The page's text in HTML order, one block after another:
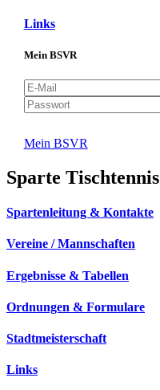
Links
Mein BSVR
Mein BSVR
Sparte Tischtennis
Spartenleitung & Kontakte
Vereine / Mannschaften
Ergebnisse & Tabellen
Ordnungen & Formulare
Stadtmeisterschaft
Links